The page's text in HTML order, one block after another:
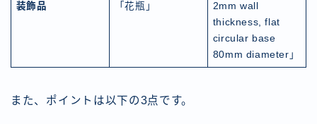
装飾品 「花瓶」
2mm wall
thickness, flat
circular base
80mm diameter」
また、ポイントは以下の3点です。